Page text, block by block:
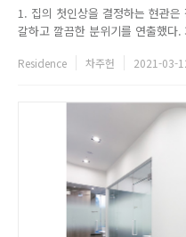
1. 집의 첫인상을 결정하는 현관
갈하고 깔끔한 분위기를 연출했다
재에서 느낄 수 있는 감수성을 주
Residence 차주헌 2021-03-